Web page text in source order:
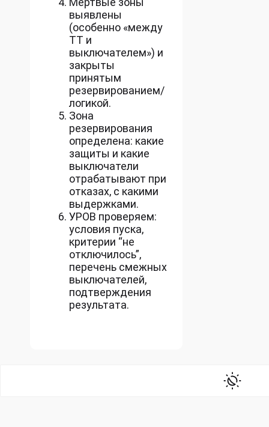
выявлены
(особенно «между
ТТ и
выключателем») и
закрыты
принятым
резервированием/
логикой.
Зона
резервирования
определена: какие
защиты и какие
выключатели
отрабатывают при
отказах, с какими
выдержками.
УРОВ проверяем:
условия пуска,
критерии “не
отключилось”,
перечень смежных
выключателей,
подтверждения
результата.